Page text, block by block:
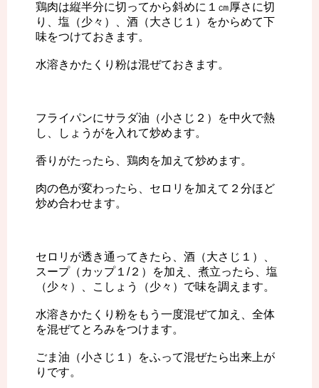
鶏肉は縦半分に切ってから斜めに１㎝厚さに切
り、塩（少々）、酒（大さじ１）をからめて下
味をつけておきます。
水溶きかたくり粉は混ぜておきます。
フライパンにサラダ油（小さじ２）を中火で熱
し、しょうがを入れて炒めます。
香りがたったら、鶏肉を加えて炒めます。
肉の色が変わったら、セロリを加えて２分ほど
炒め合わせます。
セロリが透き通ってきたら、酒（大さじ１）、
スープ（カップ１/２）を加え、煮立ったら、塩
（少々）、こしょう（少々）で味を調えます。
水溶きかたくり粉をもう一度混ぜて加え、全体
を混ぜてとろみをつけます。
ごま油（小さじ１）をふって混ぜたら出来上が
りです。